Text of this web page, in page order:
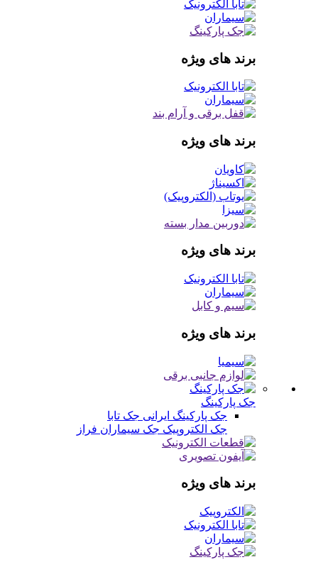
برند های ویژه
برند های ویژه
برند های ویژه
برند های ویژه
جک پارکینگ
جک پارکینگ ایرانی جک تابا
جک الکتروپیک جک سیماران فراز
برند های ویژه